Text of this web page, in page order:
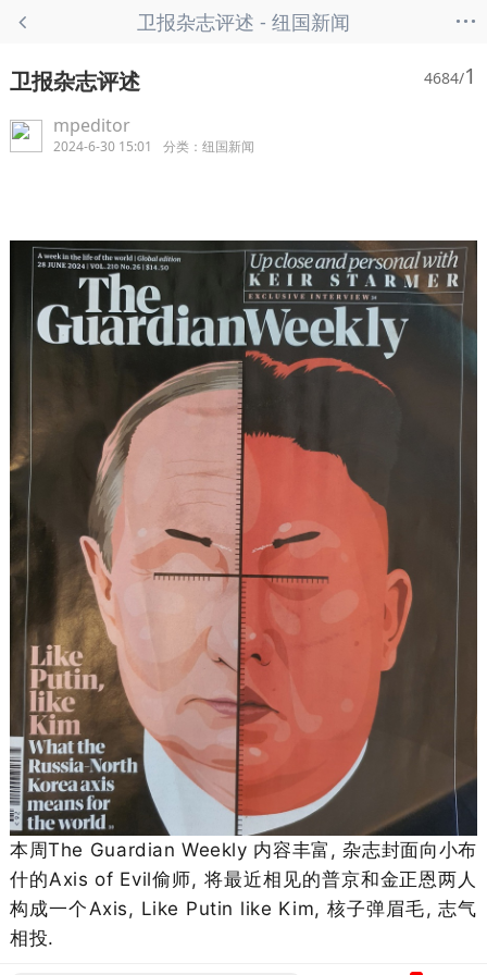
卫报杂志评述 - 纽国新闻 ...
卫报杂志评述 4684/1
mpeditor
2024-6-30 15:01 分类： 纽国新闻
本周The Guardian Weekly 内容丰富, 杂志封面向小布
什的Axis of Evil偷师, 将最近相见的普京和金正恩两人
构成一个Axis, Like Putin like Kim, 核子弹眉毛, 志气
相投.